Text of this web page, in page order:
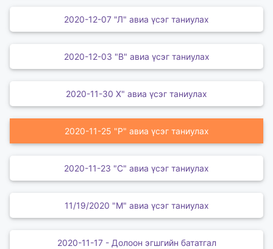
2020-12-07 "Л" авиа үсэг таниулах
2020-12-03 "В" авиа үсэг таниулах
2020-11-30 Х" авиа үсэг таниулах
2020-11-25 "Р" авиа үсэг таниулах
2020-11-23 "С" авиа үсэг таниулах
11/19/2020 "М" авиа үсэг таниулах
2020-11-17 - Долоон эгшгийн бататгал